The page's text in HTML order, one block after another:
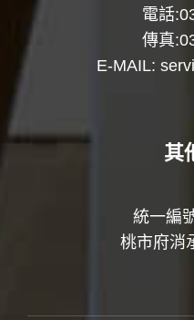
電話
傳真
E-MAIL:
其
統一編
桃市府消